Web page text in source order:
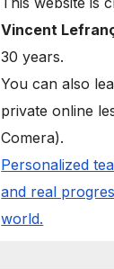
Vincent
30 years.
You can also
private online
Comera).
Personalized
and real
world.